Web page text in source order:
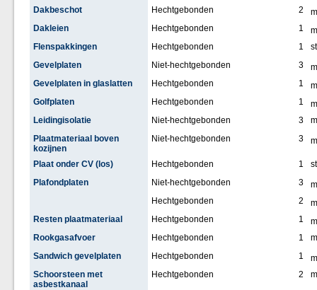
Dakbeschot
Hechtgebonden 2
m
Dakleien
Hechtgebonden 1
m
Flenspakkingen
Hechtgebonden 1
Gevelplaten
Niet-hechtgebonden 3
m
Gevelplaten in glaslatten
Hechtgebonden 1
m
Golfplaten
Hechtgebonden 1
m
Leidingisolatie
Niet-hechtgebonden 3
m
Plaatmateriaal boven
kozijnen
Niet-hechtgebonden 3 m
Plaat onder CV (los) Hechtgebonden 1
Plafondplaten
Niet-hechtgebonden 3
m
Hechtgebonden
2
m
Resten plaatmateriaal
Hechtgebonden 1
m
Rookgasafvoer
Hechtgebonden 1
m
Sandwich gevelplaten
Hechtgebonden 1
m
Schoorsteen met
asbestkanaal
Hechtgebonden 2 m